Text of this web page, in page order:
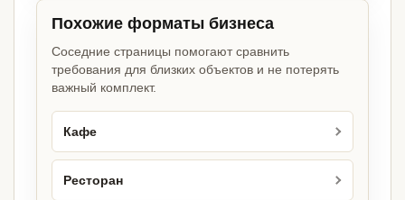
Похожие форматы бизнеса
Соседние страницы помогают сравнить
требования для близких объектов и не потерять
важный комплект.
Кафе
Ресторан